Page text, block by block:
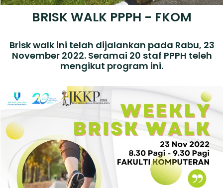
BRISK WALK PPPH - FKOM
Brisk walk ini telah dijalankan pada Rabu, 23
November 2022. Seramai 20 staf PPPH teleh
mengikut program ini.